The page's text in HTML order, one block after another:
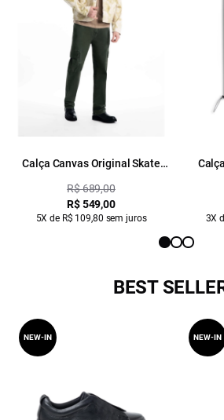
Calça Canvas Original Skate
R$ 689,00
R$ 549,00
5X de R$ 109,80 sem juros 3X
BEST
NEW-IN NEW-IN